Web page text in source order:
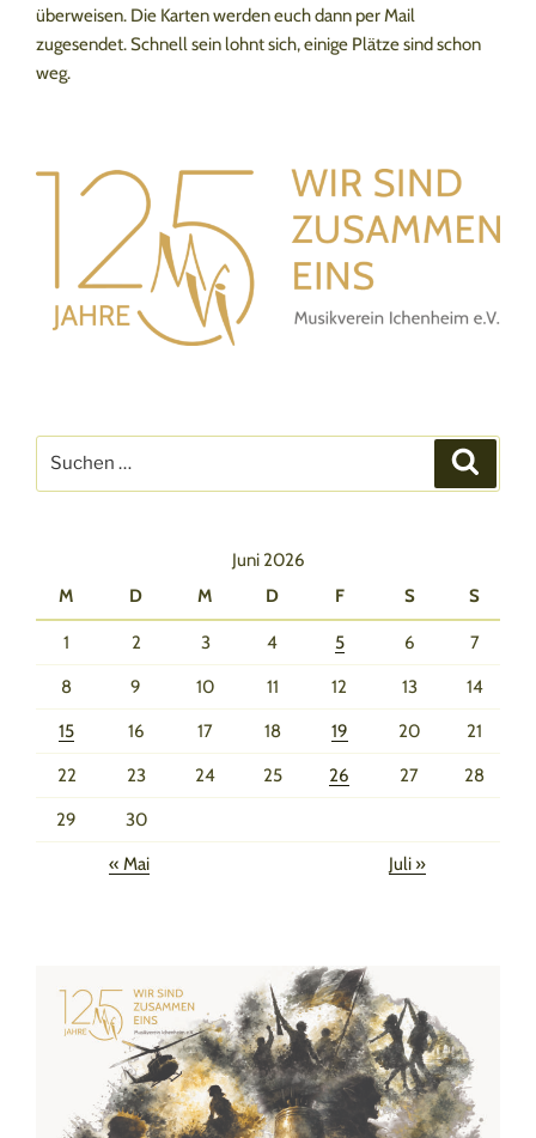
überweisen. Die Karten werden euch dann per Mail
zugesendet. Schnell sein lohnt sich, einige Plätze sind schon
weg.
nach:
Juni 2026
M
D M D F S S
1 2 3 4 5 6 7
8 9 10 11 12 13 14
15 16 17 18 19 20 21
22 23 24 25 26 27 28
29 30
« Mai Juli »